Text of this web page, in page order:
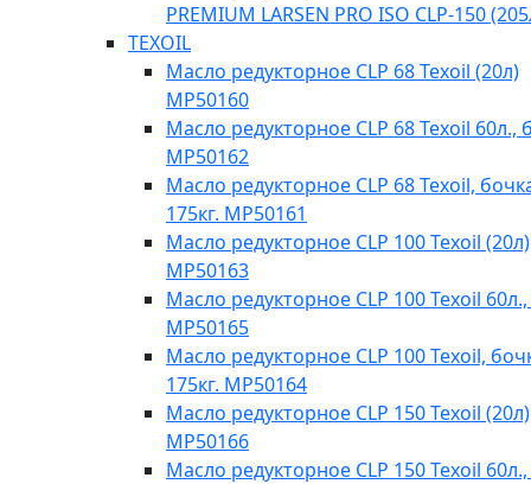
PREMIUM LARSEN PRO ISO CLP-150
TEXOIL
Масло редукторное CLP 68 Texoil (20л)
MP50160
Масло редукторное CLP 68 Texoil 60л.,
MP50162
Масло редукторное CLP 68 Texoil,
175кг. MP50161
Масло редукторное CLP 100 Texoil (20л)
MP50163
Масло редукторное CLP 100 Texoil
MP50165
Масло редукторное CLP 100 Texoil,
175кг. MP50164
Масло редукторное CLP 150 Texoil (20л)
MP50166
Масло редукторное CLP 150 Texoil